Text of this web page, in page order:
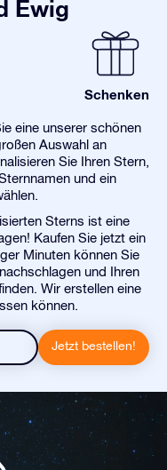
Ewig
Schenken
eine unserer schönen
Auswahl an
Sie Ihren Stern,
und ein
Sterns ist eine
Kaufen Sie jetzt ein
Minuten können Sie
und Ihren
Wir erstellen eine
können.
Jetzt bestellen!